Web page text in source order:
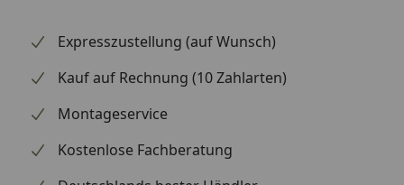
Expresszustellung (auf Wunsch)
Kauf auf Rechnung (10 Zahlarten)
Montageservice
Kostenlose Fachberatung